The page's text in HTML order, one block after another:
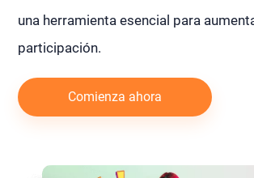
una herramienta esencial para
participación.
Comienza ahora